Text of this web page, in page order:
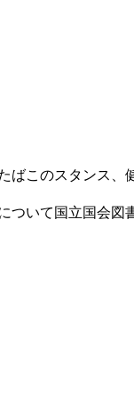
このスタンス、
いて国立国会図